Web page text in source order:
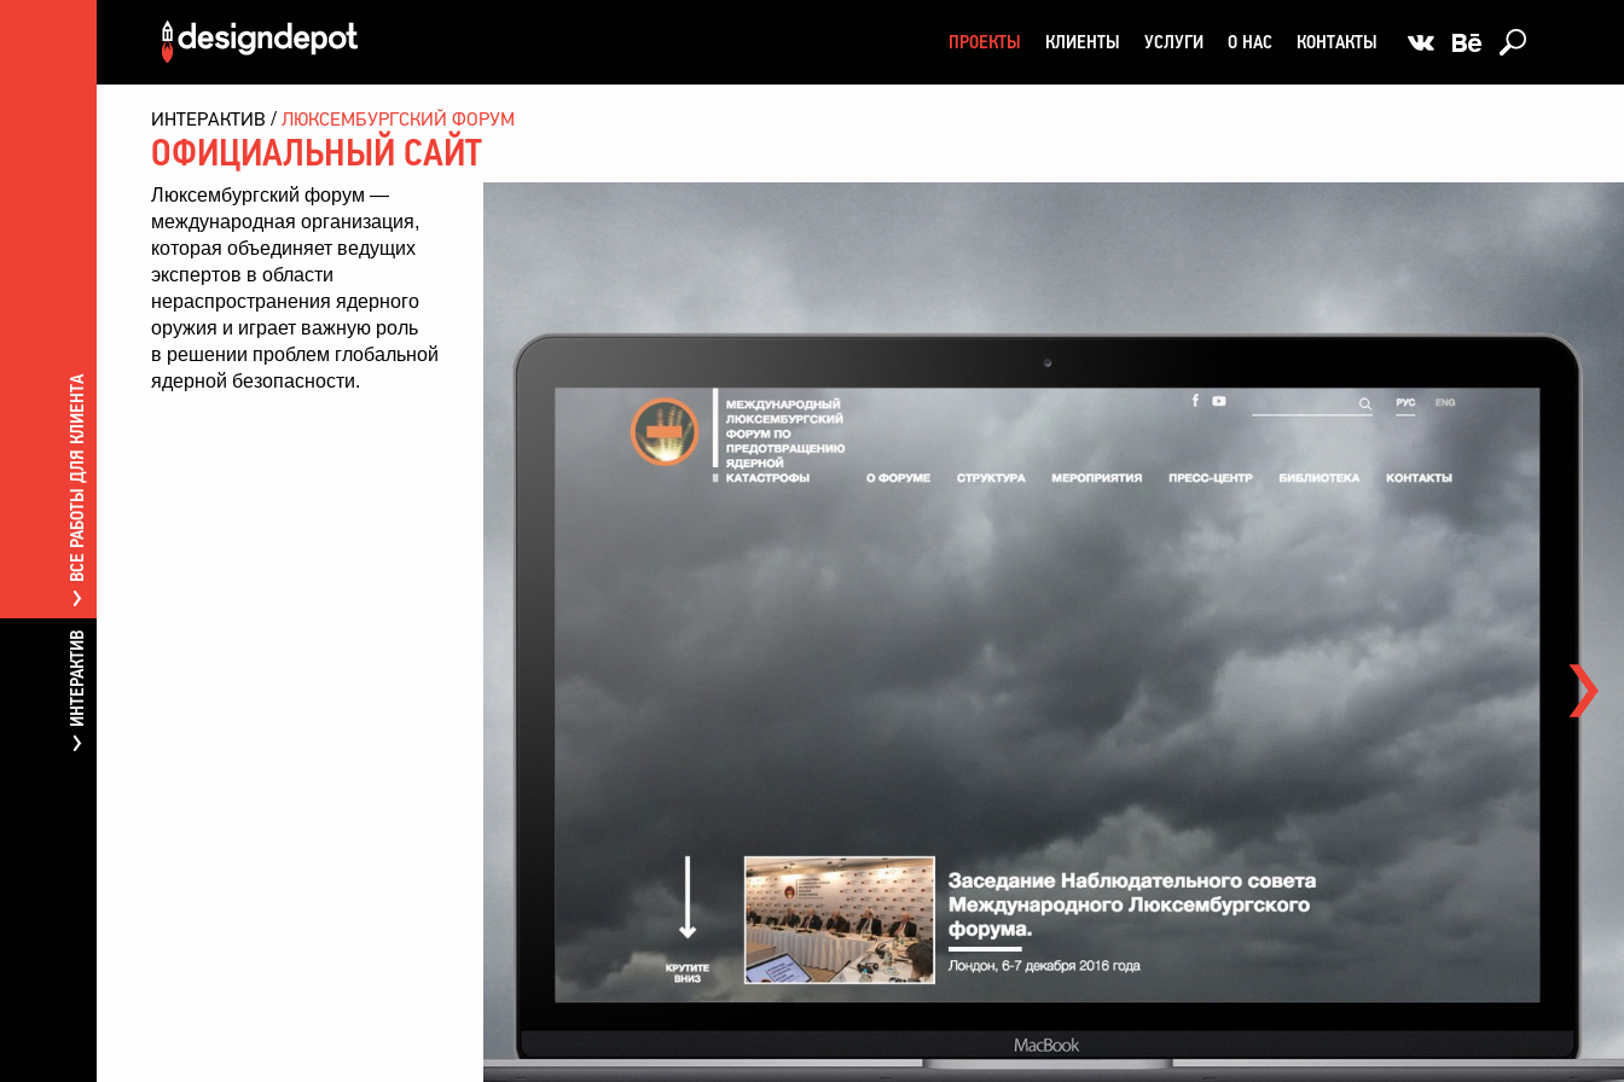
ПРОЕКТЫ КЛИЕНТЫ УСЛУГИ О НАС КОНТАКТЫ
ВСЕ РАБОТЫ ДЛЯ КЛИЕНТА
ИНТЕРАКТИВ
ИНТЕРАКТИВ ЛЮКСЕМБУРГСКИЙ ФОРУМ
ОФИЦИАЛЬНЫЙ САЙТ
Люксембургский форум —
международная организация,
которая объединяет ведущих
экспертов в области
нераспространения ядерного
оружия и играет важную роль
в решении проблем глобальной
ядерной безопасности.